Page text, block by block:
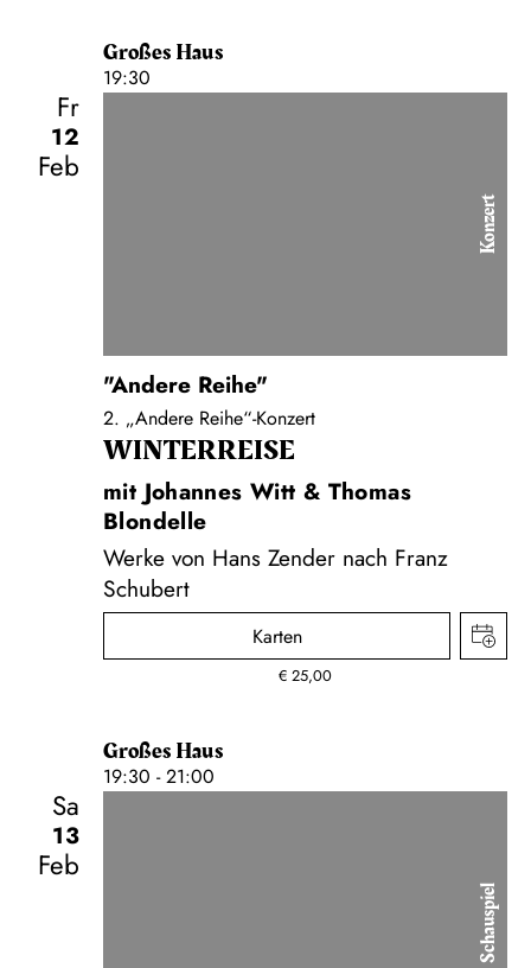
Großes Haus
19:30
Fr
12
Feb
Konzert
"Andere Reihe"
2. „Andere Reihe“-Konzert
WINTER­REISE
mit Johannes Witt & Thomas
Blondelle
Werke von Hans Zender nach Franz
Schubert
Karten
€ 25,00
Großes Haus
19:30 - 21:00
Sa
13
Feb
Schauspiel